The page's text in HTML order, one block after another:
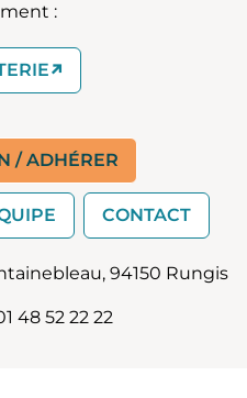
:
(EXTERNE)
/ ADHÉRER
CONTACT
94150 Rungis
48 52 22 22